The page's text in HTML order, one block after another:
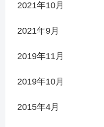
2021年10月
2021年9月
2019年11月
2019年10月
2015年4月